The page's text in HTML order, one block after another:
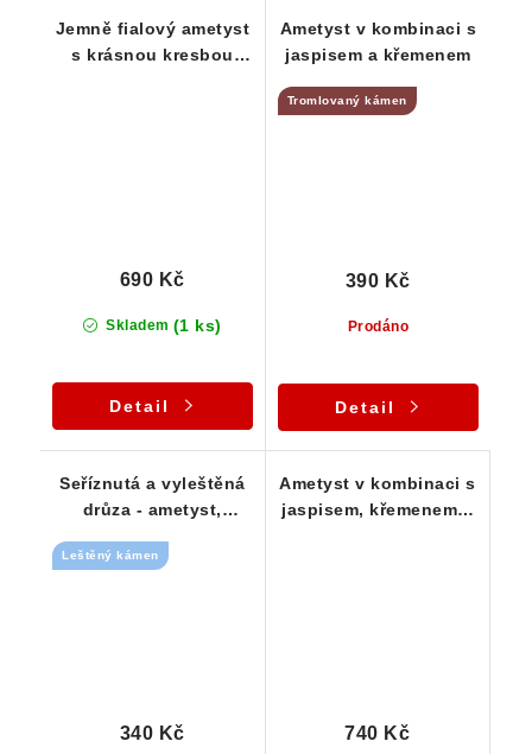
Jemně fialový ametyst
s krásnou kresbou
Skladem (1 ks)
690 Kč
Detail
Ametyst v kombinaci s
jaspisem a křemenem
Tromlovaný kámen
Prodáno
390 Kč
Detail
Seříznutá a vyleštěná
drůza - ametyst,
Leštěný kámen
340 Kč
Ametyst v kombinaci s
jaspisem, křemenem a
740 Kč